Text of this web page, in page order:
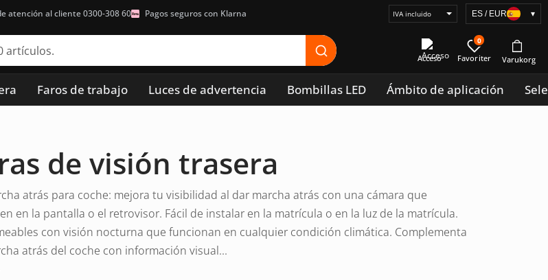
atención al cliente 0300-308 60 Pagos seguros con Klarna
Seleccionar
visualización
precios
ES / EUR ▾
Acceso
0
Faros de trabajo Luces de advertencia Bombillas LED Ámbito de aplicación
de visión trasera
atrás para coche: mejora tu visibilidad al dar marcha atrás con una cámara que
en la pantalla o el retrovisor. Fácil de instalar en la matrícula o en la luz de la matrícula.
con visión nocturna que funcionan en cualquier condición climática. Complementa
atrás del coche con información visual...